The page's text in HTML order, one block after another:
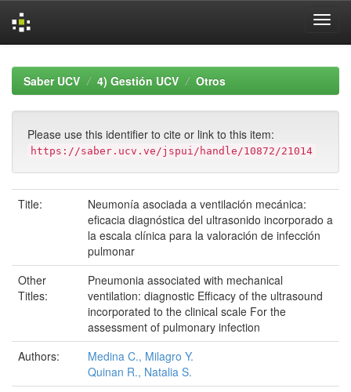
navigationSaber UCV 4) Gestión UCV Otros
Please use this identifier to cite or link to this item:
https://saber.ucv.ve/jspui/handle/10872/21014
Title:
Neumonía asociada a ventilación mecánica:
eficacia diagnóstica del ultrasonido incorporado a
la escala clínica para la valoración de infección
pulmonar
Other
Titles:
Pneumonia associated with mechanical
ventilation: diagnostic Efficacy of the ultrasound
incorporated to the clinical scale For the
assessment of pulmonary infection
Authors:
Medina C., Milagro Y.
Quinan R., Natalia S.